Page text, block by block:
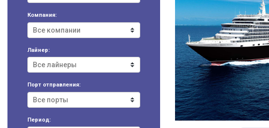
Компания:
Лайнер:
Порт отправления:
Период: